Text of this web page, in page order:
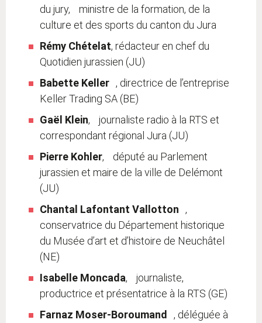
du jury, ministre de la formation, de la
culture et des sports du canton du Jura
Rémy Chételat, rédacteur en chef du
Quotidien jurassien (JU)
Babette Keller, directrice de l’entreprise
Keller Trading SA (BE)
Gaël Klein, journaliste radio à la RTS et
correspondant régional Jura (JU)
Pierre Kohler, député au Parlement
jurassien et maire de la ville de Delémont
(JU)
Chantal Lafontant Vallotton ,
conservatrice du Département historique
du Musée d’art et d’histoire de Neuchâtel
(NE)
Isabelle Moncada, journaliste,
productrice et présentatrice à la RTS (GE)
Farnaz Moser-Boroumand , déléguée à